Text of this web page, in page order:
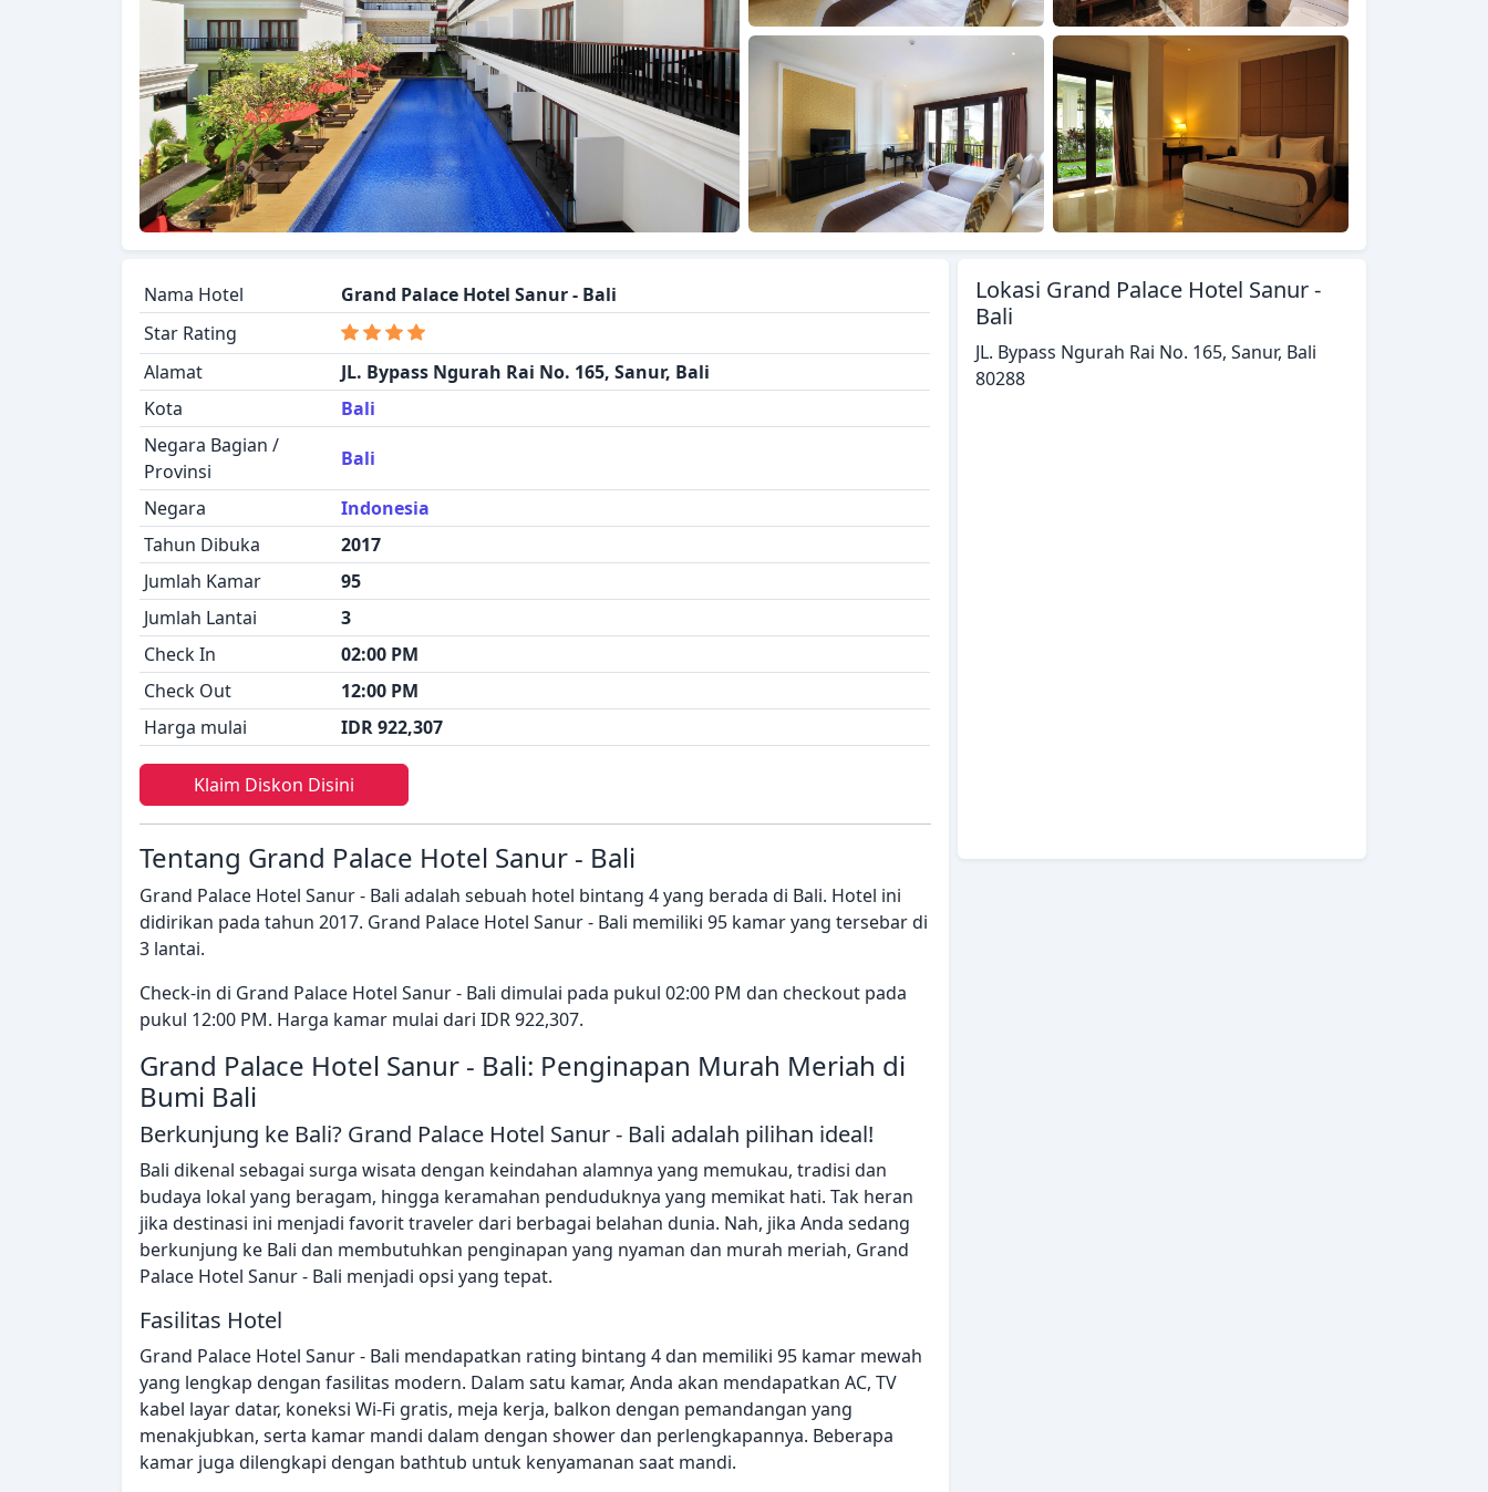
Nama Hotel
Grand Palace Hotel Sanur - Bali
Star Rating
Alamat
JL. Bypass Ngurah Rai No. 165, Sanur, Bali
Kota
Bali
Negara Bagian /
Provinsi
Bali
Negara
Indonesia
Tahun Dibuka
2017
Jumlah Kamar
95
Jumlah Lantai
3
Check In
02:00 PM
Check Out
12:00 PM
Harga mulai
IDR 922,307
Klaim Diskon Disini
Tentang Grand Palace Hotel Sanur - Bali
Grand Palace Hotel Sanur - Bali adalah sebuah hotel bintang 4 yang berada di Bali. Hotel ini
didirikan pada tahun 2017. Grand Palace Hotel Sanur - Bali memiliki 95 kamar yang tersebar di
3 lantai.
Check-in di Grand Palace Hotel Sanur - Bali dimulai pada pukul 02:00 PM dan checkout pada
pukul 12:00 PM. Harga kamar mulai dari IDR 922,307.
Grand Palace Hotel Sanur - Bali: Penginapan Murah Meriah di
Bumi Bali
Berkunjung ke Bali? Grand Palace Hotel Sanur - Bali adalah pilihan ideal!
Bali dikenal sebagai surga wisata dengan keindahan alamnya yang memukau, tradisi dan
budaya lokal yang beragam, hingga keramahan penduduknya yang memikat hati. Tak heran
jika destinasi ini menjadi favorit traveler dari berbagai belahan dunia. Nah, jika Anda sedang
berkunjung ke Bali dan membutuhkan penginapan yang nyaman dan murah meriah, Grand
Palace Hotel Sanur - Bali menjadi opsi yang tepat.
Fasilitas Hotel
Grand Palace Hotel Sanur - Bali mendapatkan rating bintang 4 dan memiliki 95 kamar mewah
yang lengkap dengan fasilitas modern. Dalam satu kamar, Anda akan mendapatkan AC, TV
kabel layar datar, koneksi Wi-Fi gratis, meja kerja, balkon dengan pemandangan yang
menakjubkan, serta kamar mandi dalam dengan shower dan perlengkapannya. Beberapa
kamar juga dilengkapi dengan bathtub untuk kenyamanan saat mandi.
Lokasi Grand Palace Hotel Sanur -
Bali
JL. Bypass Ngurah Rai No. 165, Sanur, Bali
80288